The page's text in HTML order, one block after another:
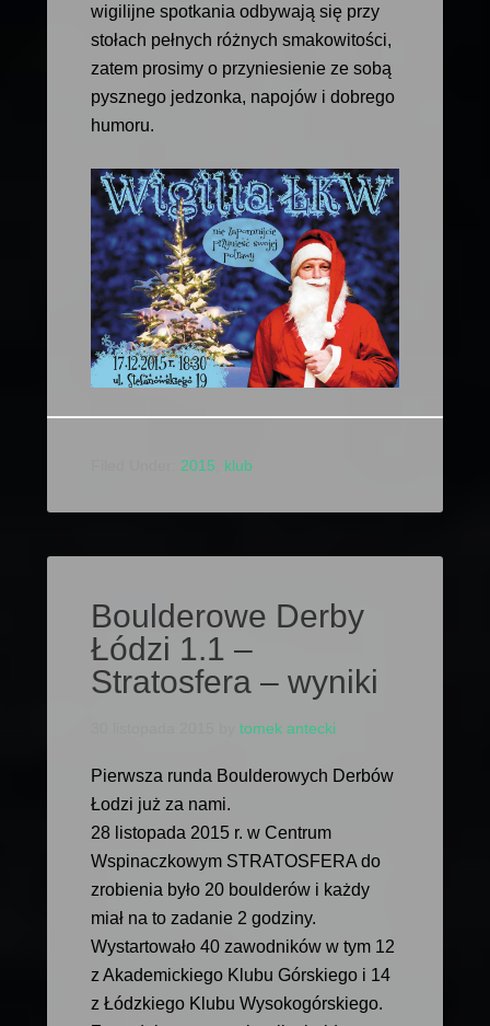
wigilijne spotkania odbywają się przy
stołach pełnych różnych smakowitości,
zatem prosimy o przyniesienie ze sobą
pysznego jedzonka, napojów i dobrego
humoru.
2015 klub
Boulderowe Derby
Łódzi 1.1 –
Stratosfera – wyniki
tomek antecki
Pierwsza runda Boulderowych Derbów
Łodzi już za nami.
28 listopada 2015 r. w Centrum
Wspinaczkowym STRATOSFERA do
zrobienia było 20 boulderów i każdy
miał na to zadanie 2 godziny.
Wystartowało 40 zawodników w tym 12
z Akademickiego Klubu Górskiego i 14
z Łódzkiego Klubu Wysokogórskiego.